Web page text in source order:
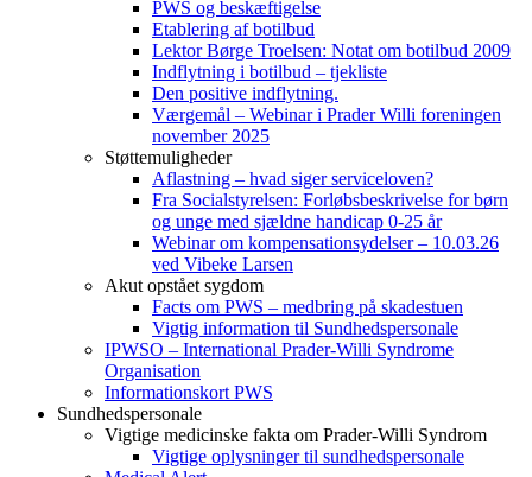
PWS og beskæftigelse
Etablering af botilbud
Lektor Børge Troelsen: Notat om botilbud 2009
Indflytning i botilbud – tjekliste
Den positive indflytning.
Værgemål – Webinar i Prader Willi foreningen
november 2025
Støttemuligheder
Aflastning – hvad siger serviceloven?
Fra Socialstyrelsen: Forløbsbeskrivelse for børn
og unge med sjældne handicap 0-25 år
Webinar om kompensationsydelser – 10.03.26
ved Vibeke Larsen
Akut opstået sygdom
Facts om PWS – medbring på skadestuen
Vigtig information til Sundhedspersonale
IPWSO – International Prader-Willi Syndrome
Organisation
Informationskort PWS
Sundhedspersonale
Vigtige medicinske fakta om Prader-Willi Syndrom
Vigtige oplysninger til sundhedspersonale